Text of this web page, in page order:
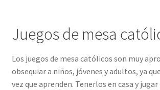
Juegos de mesa
Los juegos de mesa católicos son muy
obsequiar a niños, jóvenes y adultos, ya
vez que aprenden. Tenerlos en casa y